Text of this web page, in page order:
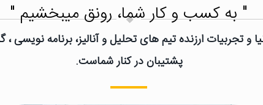
" به کسب و کار شما، رونق میبخشیم "
و تجربیات ارزنده تیم های تحلیل و آنالیز، برنامه
پشتیبان در کنار شماست.